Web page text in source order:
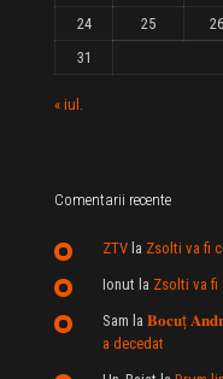
24
25 26
31
« iul.
Comentarii recente
ZTV la Zsolti va fi
Ionut la Zsolti va fi
Sam la 𝐁𝐨𝐜𝐮ț
a decedat